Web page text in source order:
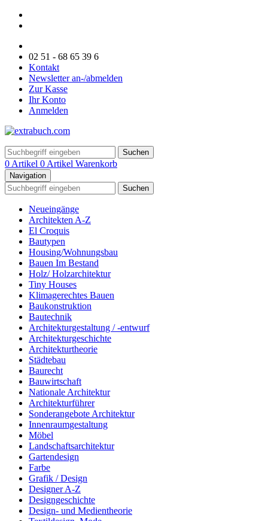
02 51 - 68 65 39 6
Kontakt
Newsletter an-/abmelden
Zur Kasse
Ihr Konto
Anmelden
Suchen
0 Artikel 0 Artikel Warenkorb
Navigation
Suchen
Neueingänge
Architekten A-Z
El Croquis
Bautypen
Housing/Wohnungsbau
Bauen Im Bestand
Holz/ Holzarchitektur
Tiny Houses
Klimagerechtes Bauen
Baukonstruktion
Bautechnik
Architekturgestaltung / -entwurf
Architekturgeschichte
Architekturtheorie
Städtebau
Baurecht
Bauwirtschaft
Nationale Architektur
Architekturführer
Sonderangebote Architektur
Innenraumgestaltung
Möbel
Landschaftsarchitektur
Gartendesign
Farbe
Grafik / Design
Designer A-Z
Designgeschichte
Design- und Medientheorie